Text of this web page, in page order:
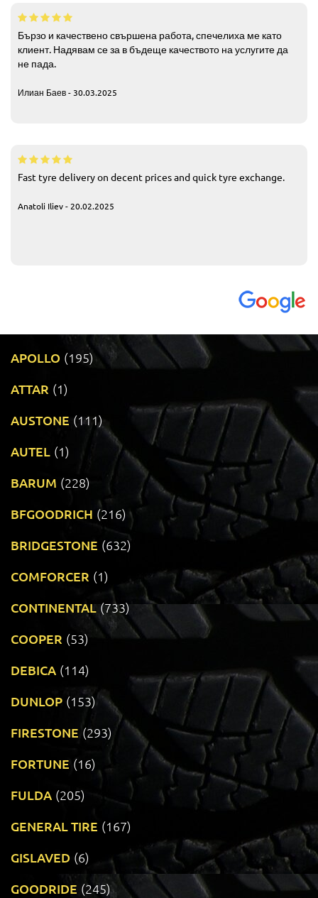
Бързо и качествено свършена работа, спечелиха ме като
клиент. Надявам се за в бъдеще качеството на услугите да
не пада.
Илиан Баев - 30.03.2025
Fast tyre delivery on decent prices and quick tyre exchange.
Anatoli Iliev - 20.02.2025
APOLLO (195)
ATTAR (1)
AUSTONE (111)
AUTEL (1)
BARUM (228)
BFGOODRICH (216)
BRIDGESTONE (632)
COMFORCER (1)
CONTINENTAL (733)
COOPER (53)
DEBICA (114)
DUNLOP (153)
FIRESTONE (293)
FORTUNE (16)
FULDA (205)
GENERAL TIRE (167)
GISLAVED (6)
GOODRIDE (245)